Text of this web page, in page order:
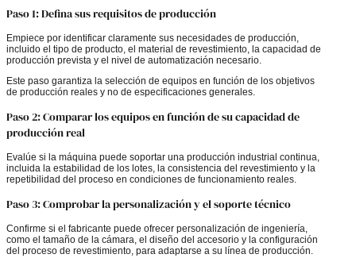
Paso 1: Defina sus requisitos de producción
Empiece por identificar claramente sus necesidades de producción,
incluido el tipo de producto, el material de revestimiento, la capacidad de
producción prevista y el nivel de automatización necesario.
Este paso garantiza la selección de equipos en función de los objetivos
de producción reales y no de especificaciones generales.
Paso 2: Comparar los equipos en función de su capacidad de
producción real
Evalúe si la máquina puede soportar una producción industrial continua,
incluida la estabilidad de los lotes, la consistencia del revestimiento y la
repetibilidad del proceso en condiciones de funcionamiento reales.
Paso 3: Comprobar la personalización y el soporte técnico
Confirme si el fabricante puede ofrecer personalización de ingeniería,
como el tamaño de la cámara, el diseño del accesorio y la configuración
del proceso de revestimiento, para adaptarse a su línea de producción.